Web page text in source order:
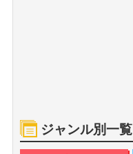
ジャンル別一覧